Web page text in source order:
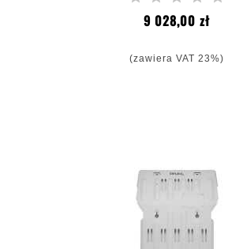
9 028,00 złCena
(zawiera VAT 23%)